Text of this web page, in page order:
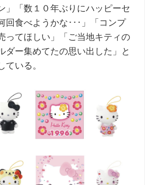
」「数１０年ぶりにハッピーセ
回食べようかな･･･」「コンプ
ってほしい」「ご当地キティの
ダー集めてたの思い出した」と
ている。